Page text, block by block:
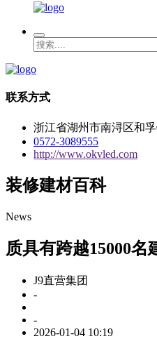
联系方式
浙江省湖州市南浔区和
0572-3089555
http://www.okvled.com
装修建材百科
News
质具有跨越15000名
J9直营集团
-
-
2026-01-04 10:19